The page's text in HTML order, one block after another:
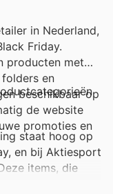
in Nederland,
Friday.
producten met
en
beschikbaar op
de website
promoties en
staat hoog op
en bij Aktiesport
items, die